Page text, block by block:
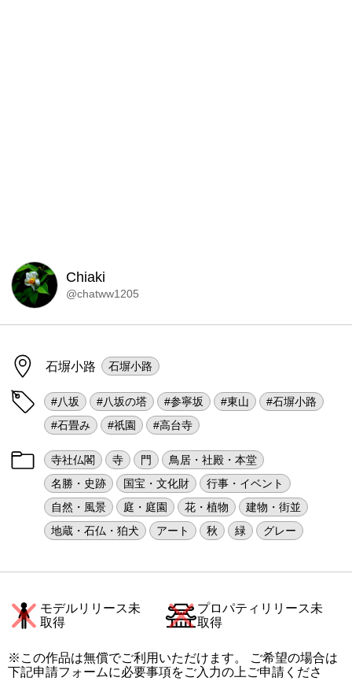
Chiaki
@chatww1205
石塀小路 石塀小路
#八坂 #八坂の塔 #参寧坂 #東山
#石塀小路
#石畳み
#祇園 #高台寺
寺社仏閣 寺 門
鳥居・社殿・本堂
名勝・史跡
国宝・文化財
行事・イベント
自然・風景
庭・庭園 花・植物
建物・街並
地蔵・石仏・狛犬
アート 秋 緑 グレー
モデルリリース未
取得
プロパティリリース未
取得
※この作品は無償でご利用いただけます。 ご希望の場合は
下記申請フォームに必要事項をご入力の上ご申請くださ